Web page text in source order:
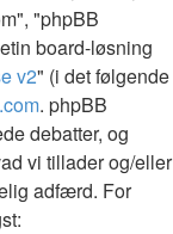
"phpBB
board-løsning
v2" (i det følgende
. phpBB
debatter, og
vi tillader og/eller
adfærd. For